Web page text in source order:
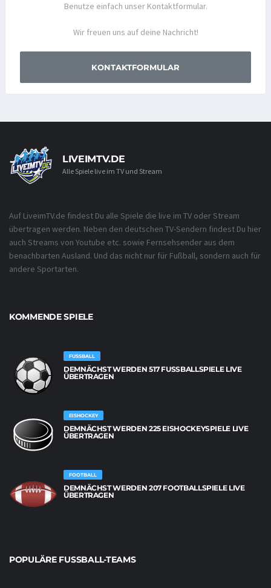
Benutze einfach unser Kontaktformular.
Wir freuen uns auf deine Nachricht!
KONTAKTFORMULAR
LIVEIMTV.DE
Alle Spiele live im TV und Stream
Auf LiveimTV.de findest Du alle Spiele die live im TV oder Stream
übertragen werden. Neben den deutschen TV-Sendern findest Du hier
auch Streams von Youtube etc. sowie Fernsehsender aus dem
benachbarten Ausland. Und das nicht nur für Fußball, sondern auch für
andere Sportarten.
KOMMENDE SPIELE
FUSSBALL
DEMNÄCHST WERDEN 517 FUSSBALLSPIELE LIVE Ü
BERTRAGEN
EISHOCKEY
DEMNÄCHST WERDEN 225 EISHOCKEYSPIELE LIVE
ÜBERTRAGEN
FOOTBALL
DEMNÄCHST WERDEN 207 FOOTBALLSPIELE LIVE
ÜBERTRAGEN
POPULÄRE FUSSBALL-TEAMS